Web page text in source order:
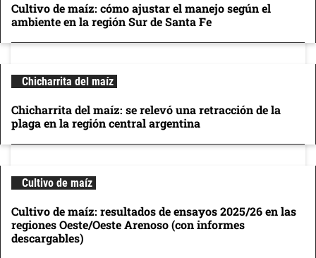
Cultivo de maíz: cómo ajustar el manejo según el
ambiente en la región Sur de Santa Fe
Chicharrita del maíz
Chicharrita del maíz: se relevó una retracción de la
plaga en la región central argentina
Cultivo de maíz
Cultivo de maíz: resultados de ensayos 2025/26 en las
regiones Oeste/Oeste Arenoso (con informes
descargables)